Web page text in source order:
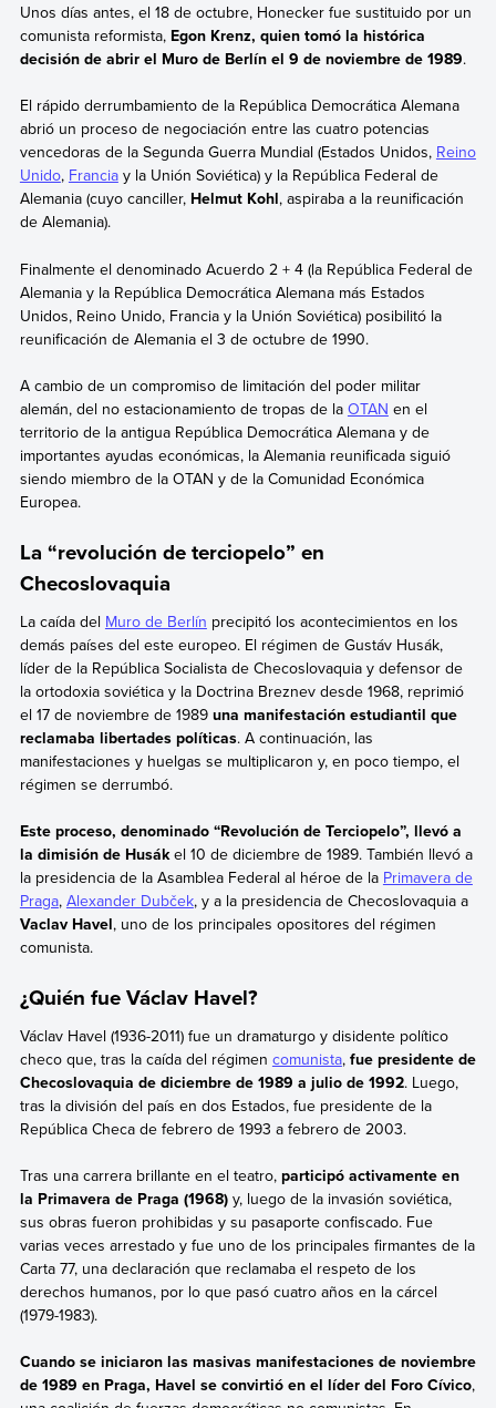
Unos días antes, el 18 de octubre, Honecker fue sustituido por un
comunista reformista,Egon Krenz, quien tomó la histórica
decisión de abrir el Muro de Berlín el 9 de noviembre de 1989.
El rápido derrumbamiento de la República Democrática Alemana
abrió un proceso de negociación entre las cuatro potencias
vencedoras de la Segunda Guerra Mundial (Estados Unidos, Reino
Unido, Franciay la Unión Soviética) y la República Federal de
Alemania (cuyo canciller, Helmut Kohl, aspiraba a la reunificación
de Alemania).
Finalmente el denominado Acuerdo 2 + 4 (la República Federal de
Alemania y la República Democrática Alemana más Estados
Unidos, Reino Unido, Francia y la Unión Soviética) posibilitó la
reunificación de Alemania el 3 de octubre de 1990.
A cambio de un compromiso de limitación del poder militar
alemán, del no estacionamiento de tropas de la OTAN en el
territorio de la antigua República Democrática Alemana y de
importantes ayudas económicas, la Alemania reunificada siguió
siendo miembro de la OTAN y de la Comunidad Económica
Europea.
La “revolución de terciopelo” en
Checoslovaquia
La caída del Muro de Berlín precipitó los acontecimientos en los
demás países del este europeo. El régimen de Gustáv Husák,
líder de la República Socialista de Checoslovaquia y defensor de
la ortodoxia soviética y la Doctrina Breznev desde 1968, reprimió
el 17 de noviembre de 1989 una manifestación estudiantil que
reclamaba libertades políticas. A continuación, las
manifestaciones y huelgas se multiplicaron y, en poco tiempo, el
régimen se derrumbó.
Este proceso, denominado “Revolución de Terciopelo”, llevó a
la dimisión de Husákel 10 de diciembre de 1989. También llevó a
la presidencia de la Asamblea Federal al héroe de la Primavera de
Praga, Alexander Dubček, y a la presidencia de Checoslovaquia a
Vaclav Havel, uno de los principales opositores del régimen
comunista.
¿Quién fue Václav Havel?
Václav Havel (1936-2011) fue un dramaturgo y disidente político
checo que, tras la caída del régimen comunista, fue presidente de
Checoslovaquia de diciembre de 1989 a julio de 1992. Luego,
tras la división del país en dos Estados, fue presidente de la
República Checa de febrero de 1993 a febrero de 2003.
Tras una carrera brillante en el teatro,participó activamente en
la Primavera de Praga (1968)y, luego de la invasión soviética,
sus obras fueron prohibidas y su pasaporte confiscado. Fue
varias veces arrestado y fue uno de los principales firmantes de la
Carta 77, una declaración que reclamaba el respeto de los
derechos humanos, por lo que pasó cuatro años en la cárcel
(1979-1983).
Cuando se iniciaron las masivas manifestaciones de noviembre
de 1989 en Praga, Havel se convirtió en el líder del Foro Cívico,